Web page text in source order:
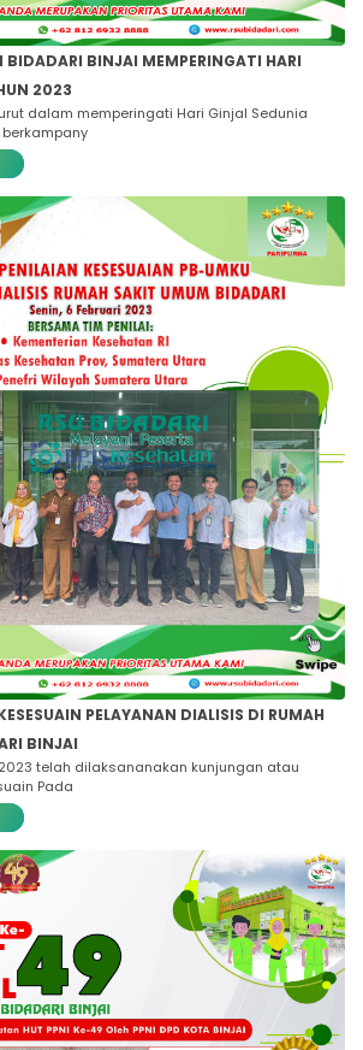
BIDADARI BINJAI MEMPERINGATI HARI
2023
dalam memperingati Hari Ginjal Sedunia
PELAYANAN DIALISIS DI RUMAH
BINJAI
telah dilaksananakan kunjungan atau
Pada